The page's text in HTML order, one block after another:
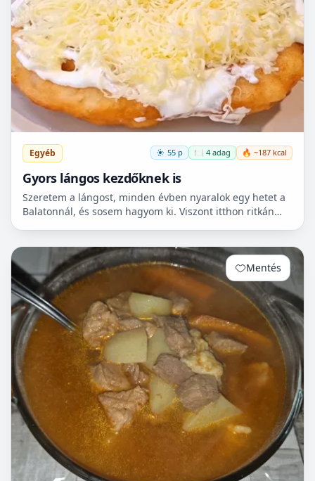
Egyéb 55 p 🍽️ 4 adag 🔥 ~187 kcal
Gyors lángos kezdőknek is
Szeretem a lángost, minden évben nyaralok egy hetet a
Balatonnál, és sosem hagyom ki. Viszont itthon ritkán
Mentés 0